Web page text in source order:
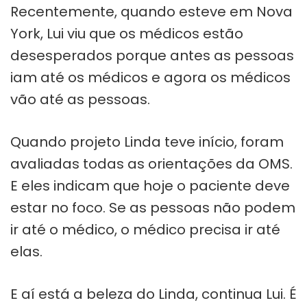
Recentemente, quando esteve em Nova
York, Lui viu que os médicos estão
desesperados porque antes as pessoas
iam até os médicos e agora os médicos
vão até as pessoas.
Quando projeto Linda teve início, foram
avaliadas todas as orientações da OMS.
E eles indicam que hoje o paciente deve
estar no foco. Se as pessoas não podem
ir até o médico, o médico precisa ir até
elas.
E aí está a beleza do Linda, continua Lui. É